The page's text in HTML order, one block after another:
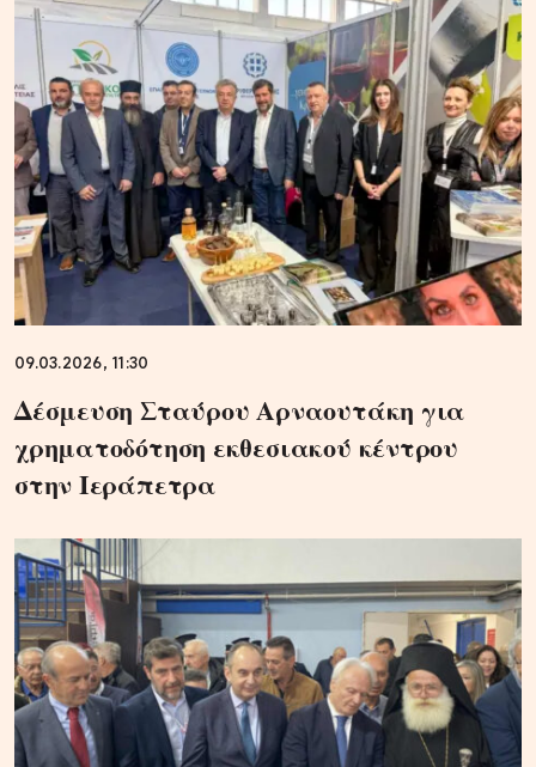
09.03.2026, 11:30
Δέσμευση Σταύρου Αρναουτάκη για
χρηματοδότηση εκθεσιακού κέντρου
στην Ιεράπετρα